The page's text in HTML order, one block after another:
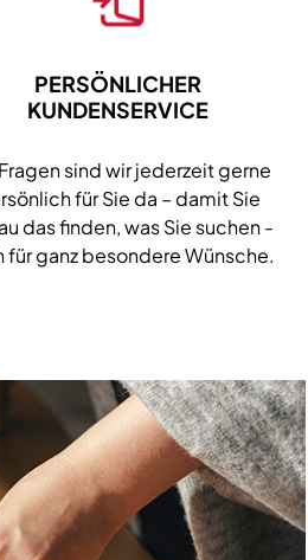
PERSÖNLICHER
KUNDENSERVICE
sind wir jederzeit gerne
für Sie da – damit Sie
das finden, was Sie suchen -
für ganz besondere Wünsche.